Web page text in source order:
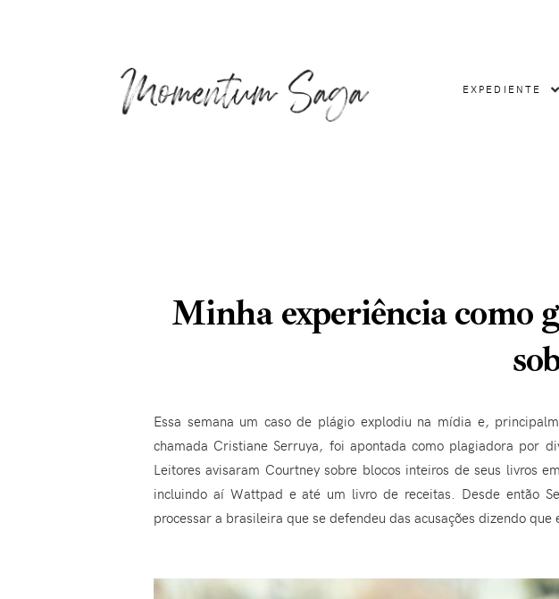
EXPEDIENTE
Minha experiência como
Essa semana um caso de plágio explodiu na mídia e,
chamada Cristiane Serruya, foi apontada como plagiadora por
Leitores avisaram Courtney sobre blocos inteiros de seus livros
incluindo aí Wattpad e até um livro de receitas. Desde então
processar a brasileira que se defendeu das acusações dizendo